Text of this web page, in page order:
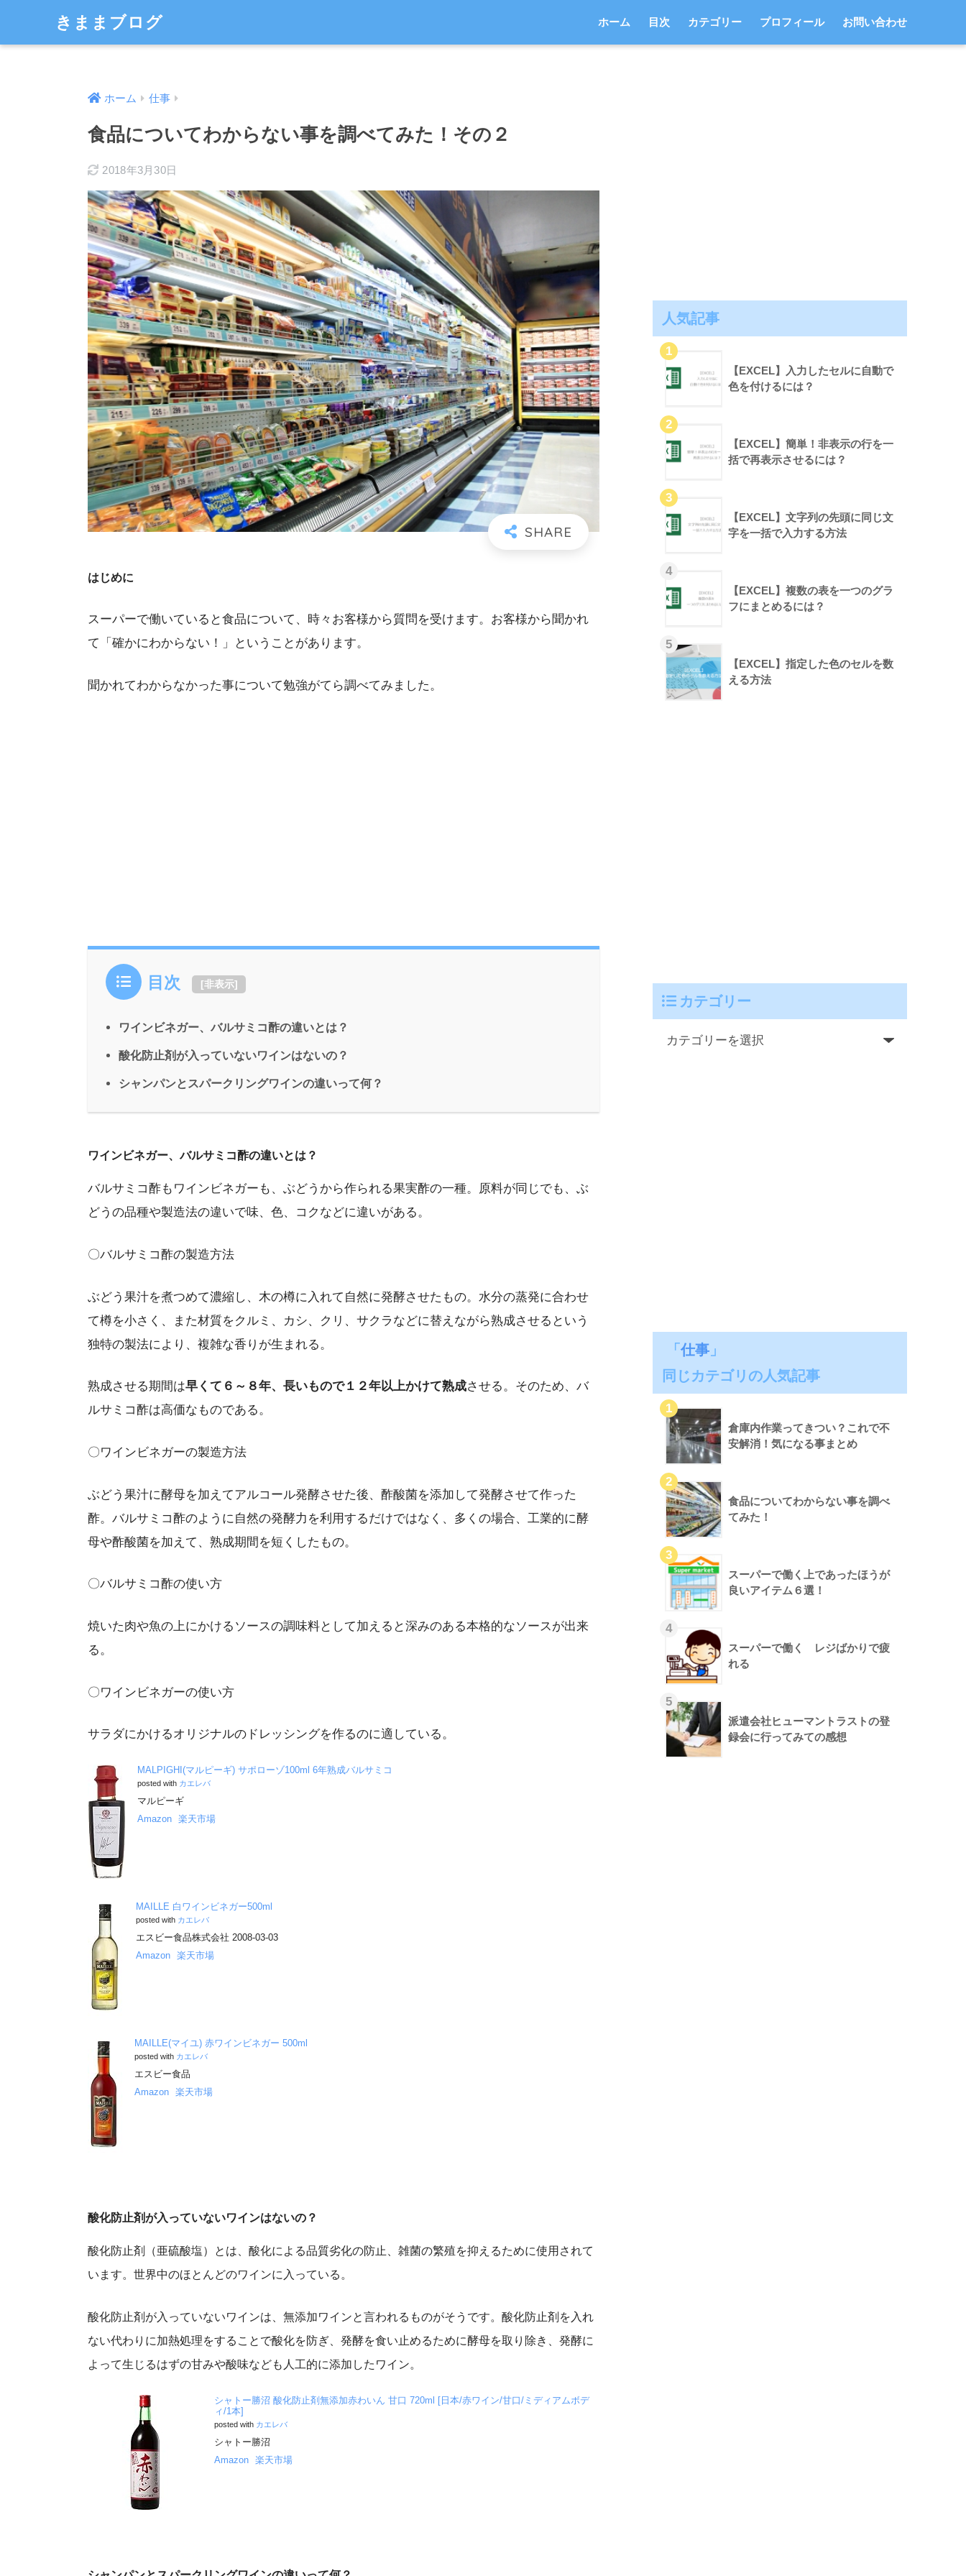
きままブログ ホーム 目次 カテゴリー プロフィール お問い合わせ
ホーム 仕事
食品についてわからない事を調べてみた！その２
2018年3月30日
はじめに
スーパーで働いていると食品について、時々お客様から質問を受けます。お客様から聞かれ
て「確かにわからない！」ということがあります。
聞かれてわからなかった事について勉強がてら調べてみました。
目次 [非表示]
ワインビネガー、バルサミコ酢の違いとは？
酸化防止剤が入っていないワインはないの？
シャンパンとスパークリングワインの違いって何？
ワインビネガー、バルサミコ酢の違いとは？
バルサミコ酢もワインビネガーも、ぶどうから作られる果実酢の一種。原料が同じでも、ぶ
どうの品種や製造法の違いで味、色、コクなどに違いがある。
〇バルサミコ酢の製造方法
ぶどう果汁を煮つめて濃縮し、木の樽に入れて自然に発酵させたもの。水分の蒸発に合わせ
て樽を小さく、また材質をクルミ、カシ、クリ、サクラなどに替えながら熟成させるという
独特の製法により、複雑な香りが生まれる。
熟成させる期間は早くて６～８年、長いもので１２年以上かけて熟成させる。そのため、バ
ルサミコ酢は高価なものである。
〇ワインビネガーの製造方法
ぶどう果汁に酵母を加えてアルコール発酵させた後、酢酸菌を添加して発酵させて作った
酢。バルサミコ酢のように自然の発酵力を利用するだけではなく、多くの場合、工業的に酵
母や酢酸菌を加えて、熟成期間を短くしたもの。
〇バルサミコ酢の使い方
焼いた肉や魚の上にかけるソースの調味料として加えると深みのある本格的なソースが出来
る。
〇ワインビネガーの使い方
サラダにかけるオリジナルのドレッシングを作るのに適している。
MALPIGHI(マルピーギ) サポローゾ100ml 6年熟成バルサミコ
posted with カエレバ
マルピーギ
Amazon 楽天市場
MAILLE 白ワインビネガー500ml
posted with カエレバ
エスビー食品株式会社 2008-03-03
Amazon 楽天市場
MAILLE(マイユ) 赤ワインビネガー 500ml
posted with カエレバ
エスビー食品
Amazon 楽天市場
酸化防止剤が入っていないワインはないの？
酸化防止剤（亜硫酸塩）とは、酸化による品質劣化の防止、雑菌の繁殖を抑えるために使用されて
います。世界中のほとんどのワインに入っている。
酸化防止剤が入っていないワインは、無添加ワインと言われるものがそうです。酸化防止剤を入れ
ない代わりに加熱処理をすることで酸化を防ぎ、発酵を食い止めるために酵母を取り除き、発酵に
よって生じるはずの甘みや酸味なども人工的に添加したワイン。
シャトー勝沼 酸化防止剤無添加赤わいん 甘口 720ml [日本/赤ワイン/甘口/ミディアムボデ
ィ/1本]
posted with カエレバ
シャトー勝沼
Amazon 楽天市場
人気記事
【EXCEL】入力したセルに自動で
色を付けるには？
【EXCEL】簡単！非表示の行を一
括で再表示させるには？
【EXCEL】文字列の先頭に同じ文
字を一括で入力する方法
【EXCEL】複数の表を一つのグラ
フにまとめるには？
【EXCEL】指定した色のセルを数
える方法
カテゴリー
「仕事 」
同じカテゴリの人気記事
倉庫内作業ってきつい？これで不
安解消！気になる事まとめ
食品についてわからない事を調べ
てみた！
スーパーで働く上であったほうが
良いアイテム６選！
スーパーで働く レジばかりで疲
れる
派遣会社ヒューマントラストの登
録会に行ってみての感想